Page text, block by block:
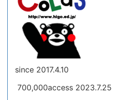
since 2017.4.10
700,000access 2023.7.25